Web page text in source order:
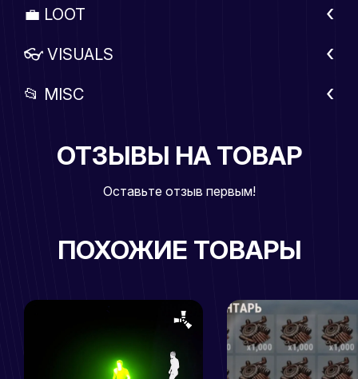
💼 LOOT
👓 VISUALS
📂 MISC
ОТЗЫВЫ НА ТОВАР
Оставьте отзыв первым!
ПОХОЖИЕ ТОВАРЫ